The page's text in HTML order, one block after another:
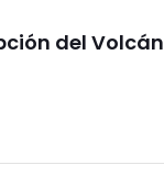
del Volcán